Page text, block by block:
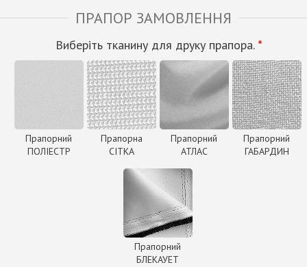
ПРАПОР ЗАМОВЛЕННЯ
Виберіть тканину для друку прапора. *
Прапорний
ПОЛІЕСТР
Прапорна
СІТКА
Прапорний
АТЛАС
Прапорний
ГАБАРДИН
Прапорний
БЛЕКАУЕТ